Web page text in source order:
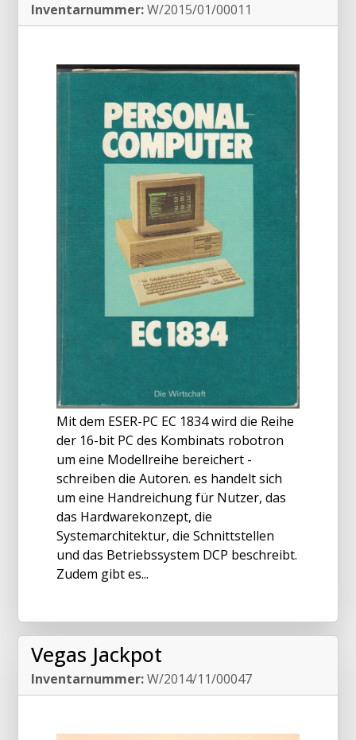
Inventarnummer:W/2015/01/00011
Mit dem ESER-PC EC 1834 wird die Reihe
der 16-bit PC des Kombinats robotron
um eine Modellreihe bereichert -
schreiben die Autoren. es handelt sich
um eine Handreichung für Nutzer, das
das Hardwarekonzept, die
Systemarchitektur, die Schnittstellen
und das Betriebssystem DCP beschreibt.
Zudem gibt es...
Vegas Jackpot
Inventarnummer:W/2014/11/00047